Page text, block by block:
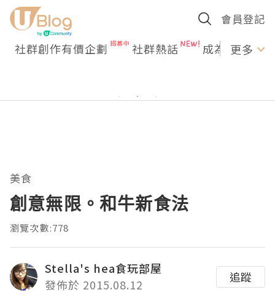
會員登記
社群創作有價企劃 社群熱話 成為U更多
美食
創意無限。和牛新食法
瀏覽次數:778
Stella's hea食玩部屋
發佈於 2015.08.12
追蹤